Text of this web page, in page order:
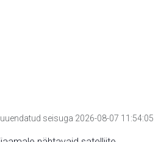
seisuga 2026-08-07 11:54:05